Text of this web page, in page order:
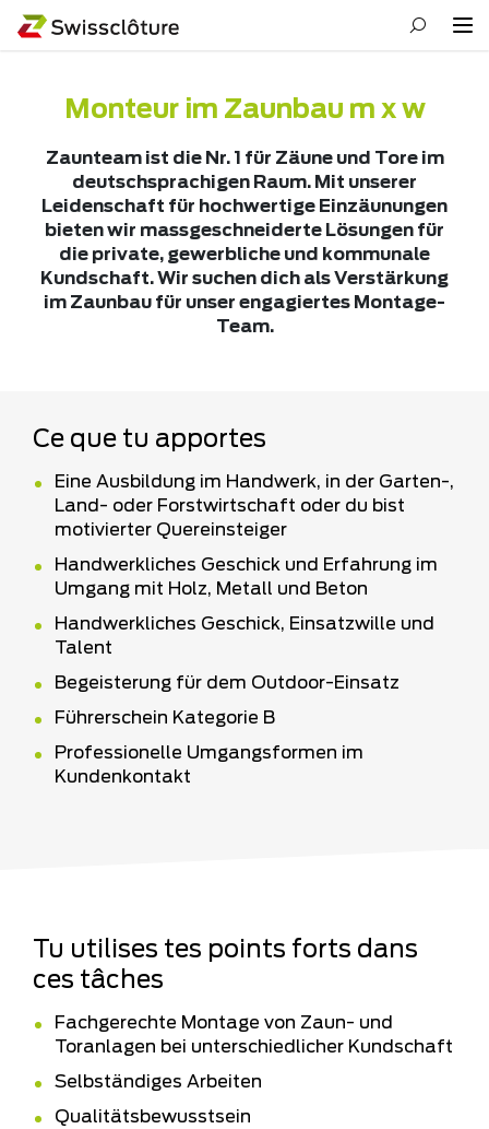
Monteur im Zaunbau m x w
Zaunteam ist die Nr. 1 für Zäune und Tore im
deutschsprachigen Raum. Mit unserer
Leidenschaft für hochwertige Einzäunungen
bieten wir massgeschneiderte Lösungen für
die private, gewerbliche und kommunale
Kundschaft. Wir suchen dich als Verstärkung
im Zaunbau für unser engagiertes Montage-
Team.
Ce que tu apportes
Eine Ausbildung im Handwerk, in der Garten-,
Land- oder Forstwirtschaft oder du bist
motivierter Quereinsteiger
Handwerkliches Geschick und Erfahrung im
Umgang mit Holz, Metall und Beton
Handwerkliches Geschick, Einsatzwille und
Talent
Begeisterung für dem Outdoor-Einsatz
Führerschein Kategorie B
Professionelle Umgangsformen im
Kundenkontakt
Tu utilises tes points forts dans
ces tâches
Fachgerechte Montage von Zaun- und
Toranlagen bei unterschiedlicher Kundschaft
Selbständiges Arbeiten
Qualitätsbewusstsein